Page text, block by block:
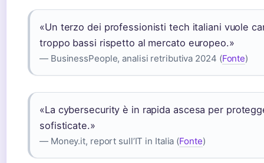
«Un terzo dei professionisti tech italiani vuole
troppo bassi rispetto al mercato europeo.»
— BusinessPeople, analisi retributiva 2024 (Fonte)
«La cybersecurity è in rapida ascesa per
sofisticate.»
— Money.it, report sull’IT in Italia (Fonte)